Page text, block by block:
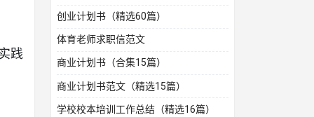
践
创业计划书（精选60篇）
体育老师求职信范文
商业计划书（合集15篇）
商业计划书范文（精选15篇）
学校校本培训工作总结（精选16篇）